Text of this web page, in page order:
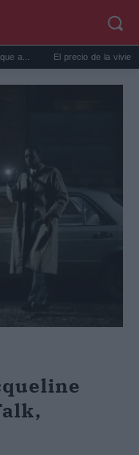
El precio de la vivienda en